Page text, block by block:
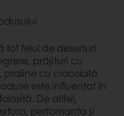
tot felul de deserturi
prăjituri cu
praline cu ciocolată
este influențat în
De altfel,
perfomanța și